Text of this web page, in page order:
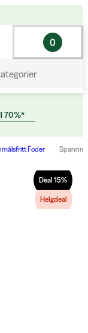
0
70%*
Foder
Deal 15%
Helgdeal